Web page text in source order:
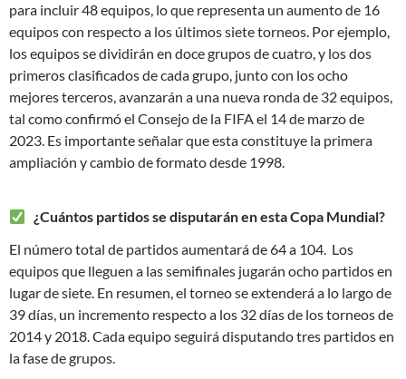
para incluir 48 equipos, lo que representa un aumento de 16
equipos con respecto a los últimos siete torneos. Por ejemplo,
los equipos se dividirán en doce grupos de cuatro, y los dos
primeros clasificados de cada grupo, junto con los ocho
mejores terceros, avanzarán a una nueva ronda de 32 equipos,
tal como confirmó el Consejo de la FIFA el 14 de marzo de
2023. Es importante señalar que esta constituye la primera
ampliación y cambio de formato desde 1998.
¿Cuántos partidos se disputarán en esta Copa Mundial?
El número total de partidos aumentará de 64 a 104. Los
equipos que lleguen a las semifinales jugarán ocho partidos en
lugar de siete. En resumen, el torneo se extenderá a lo largo de
39 días, un incremento respecto a los 32 días de los torneos de
2014 y 2018. Cada equipo seguirá disputando tres partidos en
la fase de grupos.